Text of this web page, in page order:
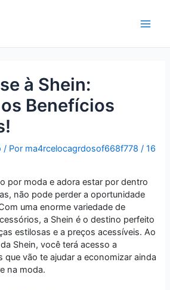
à Shein:
Benefícios
/ Por ma4rcelocagrdosof668f778/16
por moda e adora estar por dentro
não pode perder a oportunidade
uma enorme variedade de
a Shein é o destino perfeito
estilosas e a preços acessíveis. Ao
Shein, você terá acesso a
que vão te ajudar a economizar ainda
na moda.